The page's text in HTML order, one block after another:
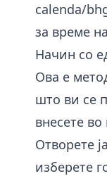
calenda/
за време
Начин со
Ова е
што ви се
внесете
Отворете
изберете